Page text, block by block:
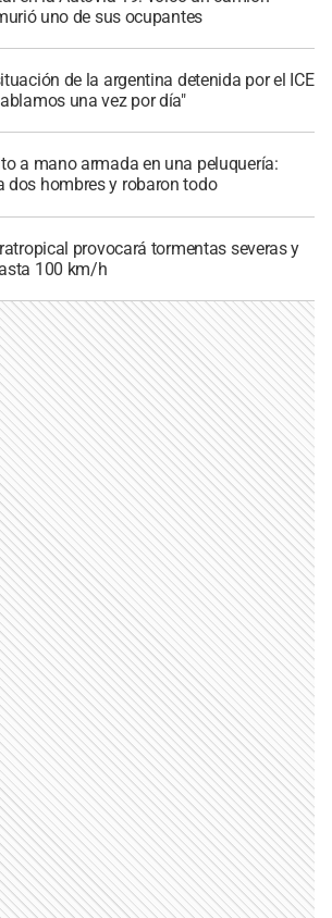
uno de sus ocupantes
de la argentina detenida por el ICE
una vez por día"
a mano armada en una peluquería:
dos hombres y robaron todo
provocará tormentas severas y
100 km/h